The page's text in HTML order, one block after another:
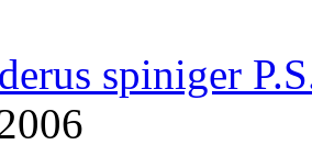
spiniger